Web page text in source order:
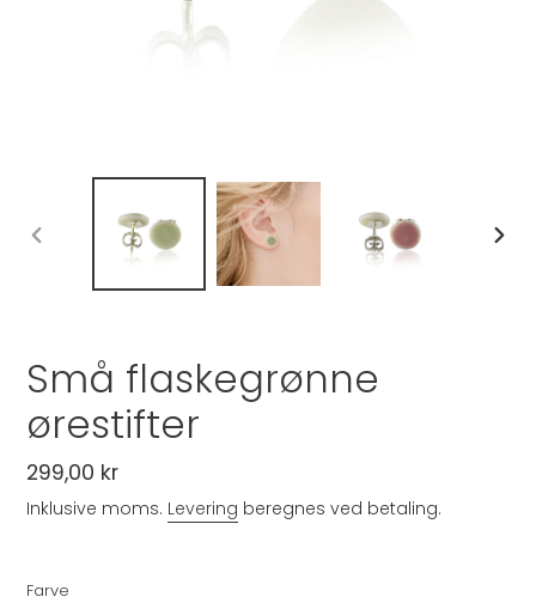
Små flaskegrønne
ørestifter
Normalpris
299,00 kr
Inklusive moms. Levering beregnes ved betaling.
Farve